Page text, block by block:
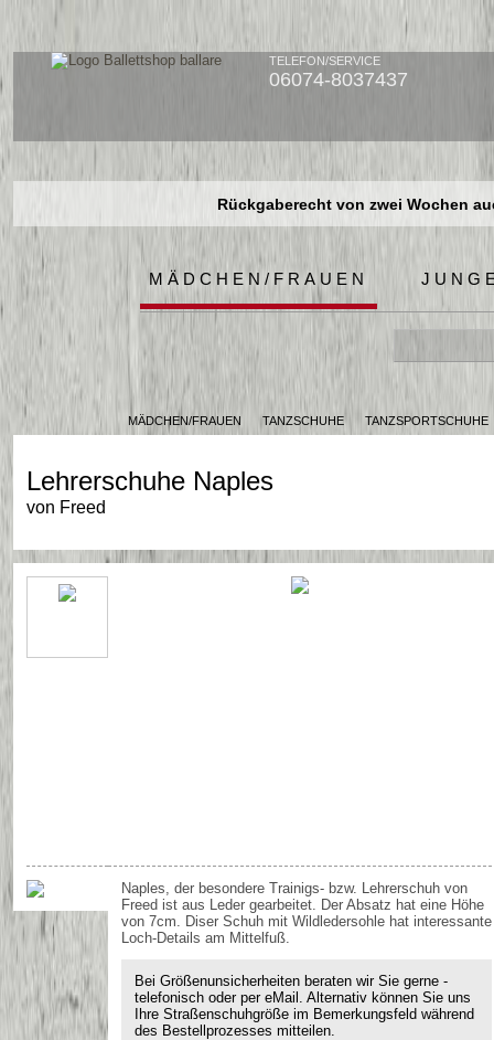
TELEFON/SERVICE
06074-8037437
Rückgaberecht von zwei Wochen
Rückgaberecht von zwei Wochen
MÄDCHEN/FRAUEN
MÄDCHEN/FRAUEN TANZSCHUHE TANZSPORTSCHUHE
Lehrerschuhe Naples
von Freed
Naples, der besondere Trainigs- bzw. Lehrerschuh von
Freed ist aus Leder gearbeitet. Der Absatz hat eine Höhe
von 7cm. Diser Schuh mit Wildledersohle hat interessante
Loch-Details am Mittelfuß.
Bei Größenunsicherheiten beraten wir Sie gerne -
telefonisch oder per eMail. Alternativ können Sie uns
Ihre Straßenschuhgröße im Bemerkungsfeld während
des Bestellprozesses mitteilen.